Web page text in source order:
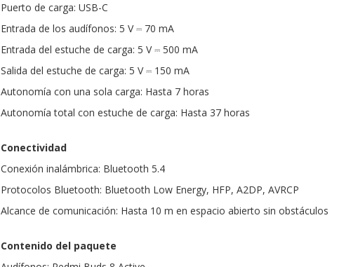
Puerto de carga: USB-C
Entrada de los audífonos: 5 V ⎓ 70 mA
Entrada del estuche de carga: 5 V ⎓ 500 mA
Salida del estuche de carga: 5 V ⎓ 150 mA
Autonomía con una sola carga: Hasta 7 horas
Autonomía total con estuche de carga: Hasta 37 horas
Conectividad
Conexión inalámbrica: Bluetooth 5.4
Protocolos Bluetooth: Bluetooth Low Energy, HFP, A2DP, AVRCP
Alcance de comunicación: Hasta 10 m en espacio abierto sin obstáculos
Contenido del paquete